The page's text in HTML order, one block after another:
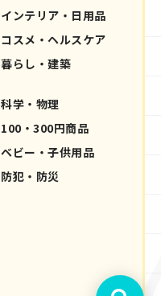
インテリア・日用品
コスメ・ヘルスケア
暮らし・建築
科学・物理
100・300円商品
ベビー・子供用品
防犯・防災